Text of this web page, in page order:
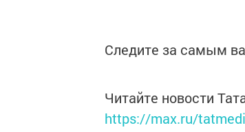
Следите за самым
Читайте новости
https://max.ru/